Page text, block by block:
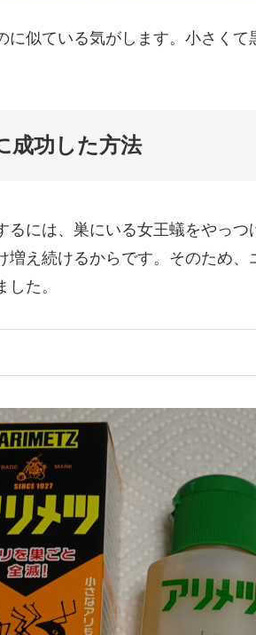
に似ている気がします。小さく
成功した方法
るには、巣にいる女王蟻をやっ
増え続けるからです。そのため
した。